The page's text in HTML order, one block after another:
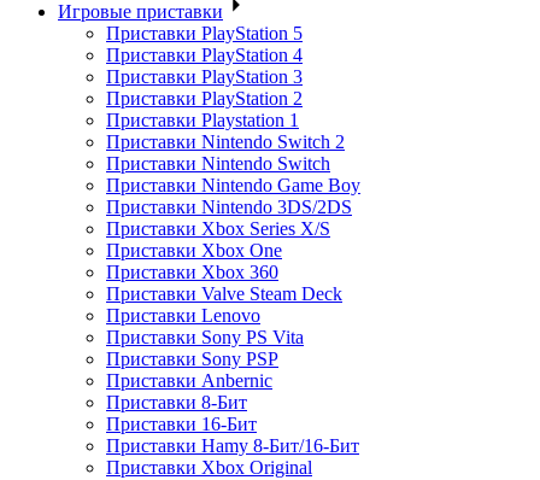
Игровые приставки
Приставки PlayStation 5
Приставки PlayStation 4
Приставки PlayStation 3
Приставки PlayStation 2
Приставки Playstation 1
Приставки Nintendo Switch 2
Приставки Nintendo Switch
Приставки Nintendo Game Boy
Приставки Nintendo 3DS/2DS
Приставки Xbox Series X/S
Приставки Xbox One
Приставки Xbox 360
Приставки Valve Steam Deck
Приставки Lenovo
Приставки Sony PS Vita
Приставки Sony PSP
Приставки Anbernic
Приставки 8-Бит
Приставки 16-Бит
Приставки Hamy 8-Бит/16-Бит
Приставки Xbox Original